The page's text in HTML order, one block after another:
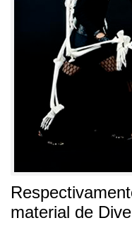
material de